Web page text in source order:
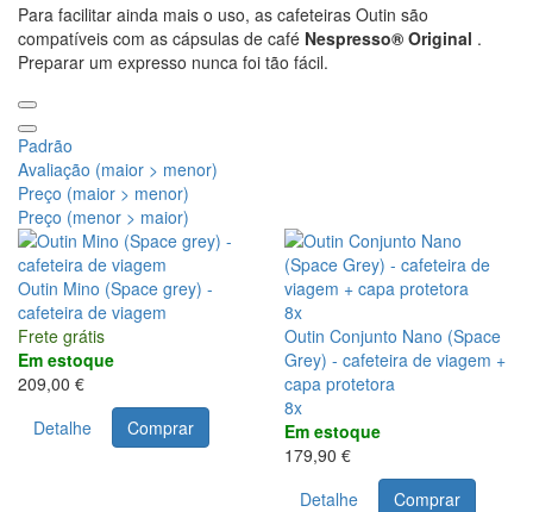
Para facilitar ainda mais o uso, as cafeteiras Outin são
compatíveis com as cápsulas de café Nespresso® Original .
Preparar um expresso nunca foi tão fácil.
Padrão
Avaliação (maior > menor)
Preço (maior > menor)
Preço (menor > maior)
Outin Mino (Space grey) -
cafeteira de viagem
Frete grátis
Em estoque
209,00 €
Detalhe
Comprar
8x
Outin Conjunto Nano (Space
Grey) - cafeteira de viagem +
capa protetora
8x
Em estoque
179,90 €
Detalhe
Comprar